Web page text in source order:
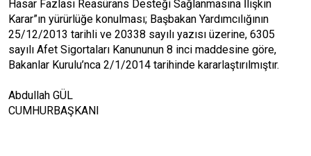
Hasar Fazlası Reasürans Desteği Sağlanmasına İlişkin
Karar”ın yürürlüğe konulması; Başbakan Yardımcılığının
25/12/2013 tarihli ve 20338 sayılı yazısı üzerine, 6305
sayılı Afet Sigortaları Kanununun 8 inci maddesine göre,
Bakanlar Kurulu’nca 2/1/2014 tarihinde kararlaştırılmıştır.
Abdullah GÜL
CUMHURBAŞKANI